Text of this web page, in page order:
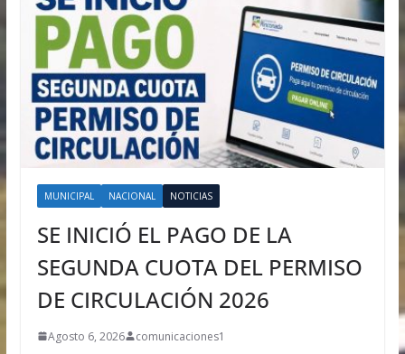
MUNICIPAL NACIONAL NOTICIAS
SE INICIÓ EL PAGO DE LA
SEGUNDA CUOTA DEL PERMISO
DE CIRCULACIÓN 2026
Agosto 6, 2026 comunicaciones1